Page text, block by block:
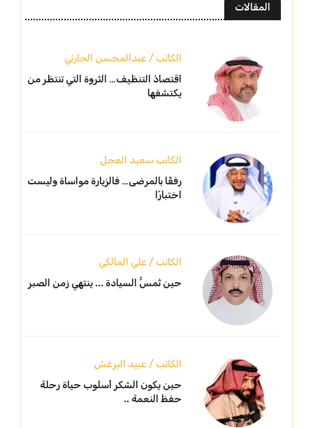
المقالات
الكاتب / عبدالمحسن الحارثي
اقتصادُ التنظيف… الثروة التي تنتظر من
يكتشفها
الكاتب سعيد العجل
رفقًا بالمرضى… فالزيارة مواساة وليست
اختبارًا
الكاتب / علي المالكي
حين تُمسُّ السيادة ... ينتهي زمن الصبر
الكاتب / عبيد البرغش
حين يكون الشكر أسلوب حياة رحلة
حفظ النعمة ..